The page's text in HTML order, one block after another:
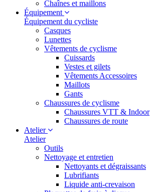
Chaînes et maillons
Équipement
Équipement du cycliste
Casques
Lunettes
Vêtements de cyclisme
Cuissards
Vestes et gilets
Vêtements Accessoires
Maillots
Gants
Chaussures de cyclisme
Chaussures VTT & Indoor
Chaussures de route
Atelier
Atelier
Outils
Nettoyage et entretien
Nettoyants et dégraissants
Lubrifiants
Liquide anti-crevaison